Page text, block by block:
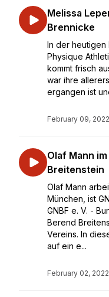
Melissa
Brennicke
In der heutigen
Physique
kommt frisch
war ihre
ergangen ist
February 09, 2022
Olaf Mann
Breitenstein
Olaf Mann
München, ist
GNBF e. V. -
Berend
Vereins. In
auf ein e...
February 02, 2022